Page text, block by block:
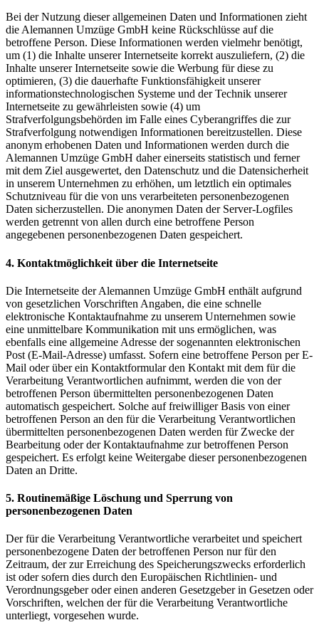
Bei der Nutzung dieser allgemeinen Daten und Informationen zieht
die Alemannen Umzüge GmbH keine Rückschlüsse auf die
betroffene Person. Diese Informationen werden vielmehr benötigt,
um (1) die Inhalte unserer Internetseite korrekt auszuliefern, (2) die
Inhalte unserer Internetseite sowie die Werbung für diese zu
optimieren, (3) die dauerhafte Funktionsfähigkeit unserer
informationstechnologischen Systeme und der Technik unserer
Internetseite zu gewährleisten sowie (4) um
Strafverfolgungsbehörden im Falle eines Cyberangriffes die zur
Strafverfolgung notwendigen Informationen bereitzustellen. Diese
anonym erhobenen Daten und Informationen werden durch die
Alemannen Umzüge GmbH daher einerseits statistisch und ferner
mit dem Ziel ausgewertet, den Datenschutz und die Datensicherheit
in unserem Unternehmen zu erhöhen, um letztlich ein optimales
Schutzniveau für die von uns verarbeiteten personenbezogenen
Daten sicherzustellen. Die anonymen Daten der Server-Logfiles
werden getrennt von allen durch eine betroffene Person
angegebenen personenbezogenen Daten gespeichert.
4. Kontaktmöglichkeit über die Internetseite
Die Internetseite der Alemannen Umzüge GmbH enthält aufgrund
von gesetzlichen Vorschriften Angaben, die eine schnelle
elektronische Kontaktaufnahme zu unserem Unternehmen sowie
eine unmittelbare Kommunikation mit uns ermöglichen, was
ebenfalls eine allgemeine Adresse der sogenannten elektronischen
Post (E-Mail-Adresse) umfasst. Sofern eine betroffene Person per E-
Mail oder über ein Kontaktformular den Kontakt mit dem für die
Verarbeitung Verantwortlichen aufnimmt, werden die von der
betroffenen Person übermittelten personenbezogenen Daten
automatisch gespeichert. Solche auf freiwilliger Basis von einer
betroffenen Person an den für die Verarbeitung Verantwortlichen
übermittelten personenbezogenen Daten werden für Zwecke der
Bearbeitung oder der Kontaktaufnahme zur betroffenen Person
gespeichert. Es erfolgt keine Weitergabe dieser personenbezogenen
Daten an Dritte.
5. Routinemäßige Löschung und Sperrung von
personenbezogenen Daten
Der für die Verarbeitung Verantwortliche verarbeitet und speichert
personenbezogene Daten der betroffenen Person nur für den
Zeitraum, der zur Erreichung des Speicherungszwecks erforderlich
ist oder sofern dies durch den Europäischen Richtlinien- und
Verordnungsgeber oder einen anderen Gesetzgeber in Gesetzen oder
Vorschriften, welchen der für die Verarbeitung Verantwortliche
unterliegt, vorgesehen wurde.